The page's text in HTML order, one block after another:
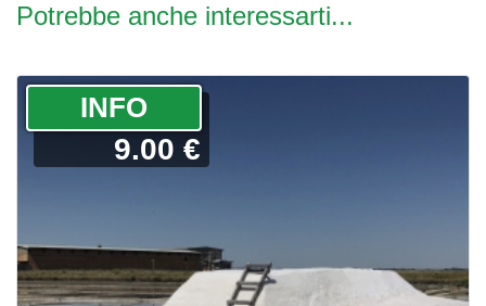
Potrebbe anche interessarti...
­INFO
9.00 €